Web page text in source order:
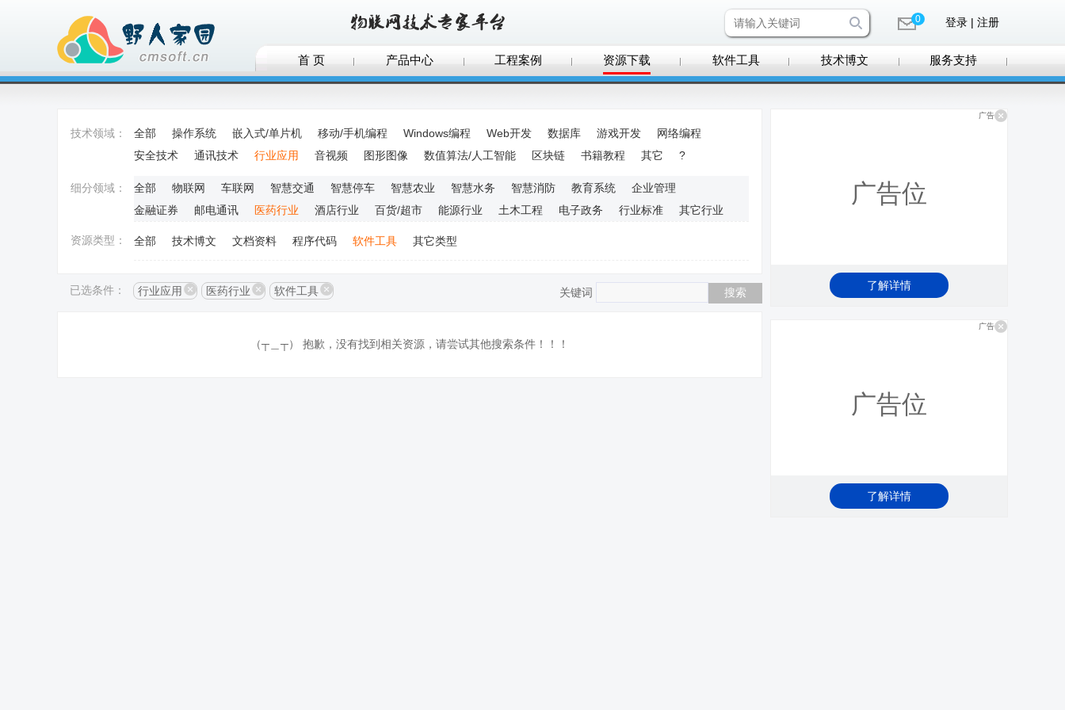
0 登录 | 注册
首 页 产品中心 工程案例 资源下载 软件工具 技术博文 服务支持
技术领域： 全部 操作系统 嵌入式/单片机 移动/手机编程 Windows编程 Web开发 数据库 游戏开发
网络编程
安全技术
通讯技术 行业应用 音视频 图形图像 数值算法/人工智能 区块链 书籍教程 其它 ?
细分领域： 全部 物联网 车联网 智慧交通 智慧停车 智慧农业 智慧水务 智慧消防 教育系统
企业管理
金融证券
邮电通讯 医药行业 酒店行业 百货/超市 能源行业 土木工程 电子政务 行业标准 其它行业
资源类型： 全部 技术博文 文档资料 程序代码 软件工具 其它类型
已选条件： 行业应用 医药行业 软件工具 关键词
（┬＿┬） 抱歉，没有找到相关资源，请尝试其他搜索条件！！！
广告
广告位
了解详情
广告
广告位
了解详情